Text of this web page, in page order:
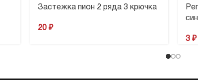
Застежка пион 2 ряда 3 крючка
20 ₽
3 ₽